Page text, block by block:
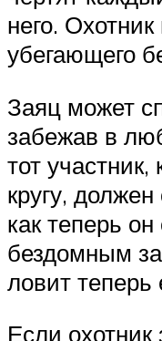
него.
убегающего
Заяц может
забежав в
тот
кругу, должен
как теперь
бездомным
ловит теперь
Если